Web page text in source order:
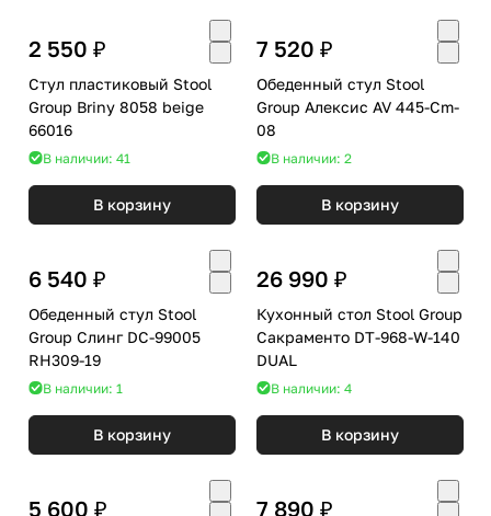
2 550 ₽
Стул пластиковый Stool
Group Briny 8058 beige
66016
В наличии: 41
В корзину
7 520 ₽
Обеденный стул Stool
Group Алексис AV 445-Cm-
08
В наличии: 2
В корзину
6 540 ₽
Обеденный стул Stool
Group Слинг DC-99005
RH309-19
В наличии: 1
В корзину
26 990 ₽
Кухонный стол Stool Group
Сакраменто DT-968-W-140
DUAL
В наличии: 4
В корзину
5 600 ₽ 7 890 ₽